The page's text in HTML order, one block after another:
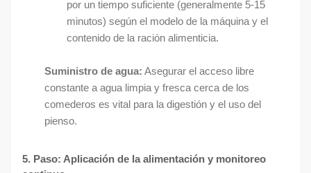
por un tiempo suficiente (generalmente 5-15
minutos) según el modelo de la máquina y el
contenido de la ración alimenticia.
Suministro de agua: Asegurar el acceso libre
constante a agua limpia y fresca cerca de los
comederos es vital para la digestión y el uso del
pienso.
5. Paso: Aplicación de la alimentación y monitoreo